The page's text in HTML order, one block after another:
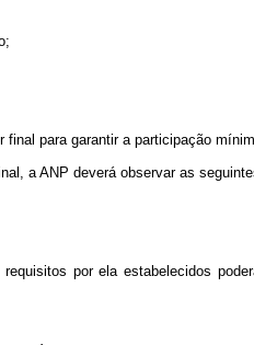
para garantir a participação
a ANP deverá observar as
por ela estabelecidos